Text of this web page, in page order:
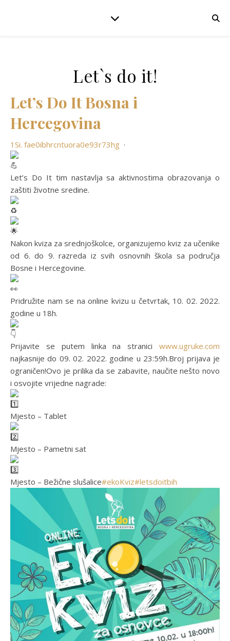
Let`s do it!
Let’s Do It Bosna i
Hercegovina
1Si. fae0ibhrcntuora0e93r73hg ·
Let’s Do It tim nastavlja sa aktivnostima obrazovanja o
zaštiti životne sredine.
Nakon kviza za srednjoškolce, organizujemo kviz za učenike
od 6. do 9. razreda iz svih osnovnih škola sa područja
Bosne i Hercegovine.
Pridružite nam se na online kvizu u četvrtak, 10. 02. 2022.
godine u 18h.
Prijavite se putem linka na stranici www.ugruke.com
najkasnije do 09. 02. 2022. godine u 23:59h.Broj prijava je
ograničen!Ovo je prilika da se zabavite, naučite nešto novo
i osvojite vrijedne nagrade:
Mjesto – Tablet
Mjesto – Pametni sat
Mjesto – Bežične slušalice#ekoKviz#letsdoitbih